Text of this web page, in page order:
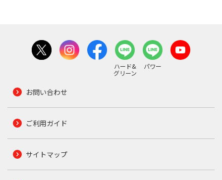
ハード&
グリーン
パワー
お問い合わせ
ご利用ガイド
サイトマップ